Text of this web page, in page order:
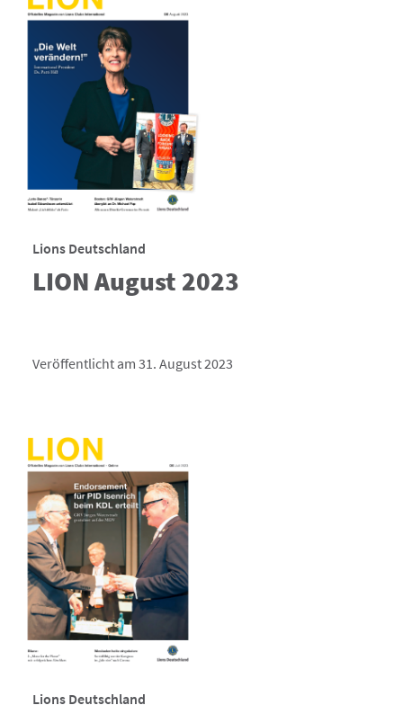
Lions Deutschland
LION August 2023
Veröffentlicht am 31. August 2023
Lions Deutschland